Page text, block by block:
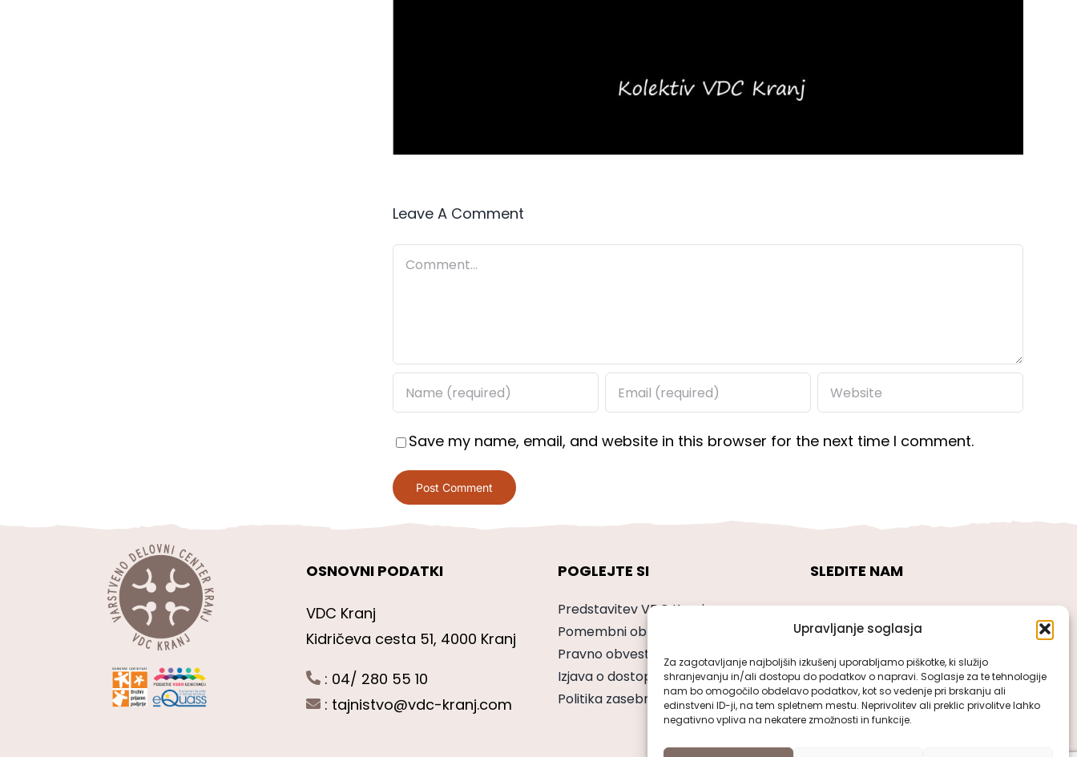
Upravljanje soglasja
Za zagotavljanje najboljših izkušenj uporabljamo piškotke, ki služijo
shranjevanju in/ali dostopu do podatkov o napravi. Soglasje za te tehnologije
nam bo omogočilo obdelavo podatkov, kot so vedenje pri brskanju ali
edinstveni ID-ji, na tem spletnem mestu. Neprivolitev ali preklic privolitve lahko
negativno vpliva na nekatere zmožnosti in funkcije.
Leave A Comment
Comment
Save my name, email, and website in this browser for the next time I comment.
OSNOVNI PODATKI
VDC Kranj
Kidričeva cesta 51, 4000 Kranj
: 04/ 280 55 10
: tajnistvo@vdc-kranj.com
POGLEJTE SI
Predstavitev VDC Kranj
Pomembni obrazci
Pravno obvestilo
Izjava o dostopnosti
Politika zasebnosti
SLEDITE NAM